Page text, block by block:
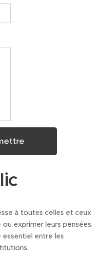
à toutes celles et ceux
exprimer leurs pensées.
essentiel entre les